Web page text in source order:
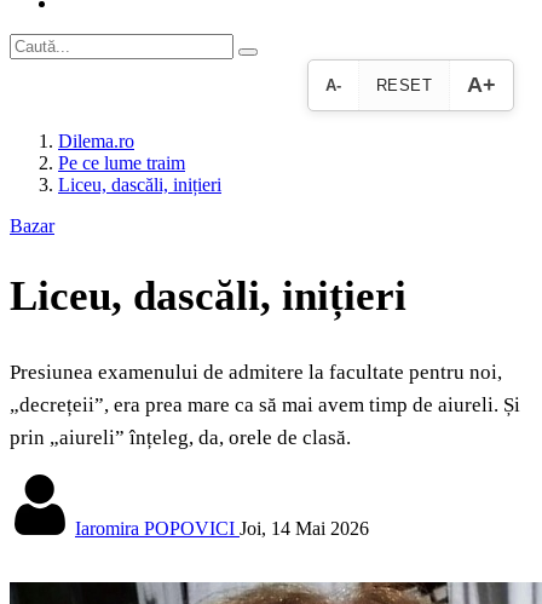
A- RESET A+
Dilema.ro
Pe ce lume traim
Liceu, dascăli, inițieri
Bazar
Liceu, dascăli, inițieri
Presiunea examenului de admitere la facultate pentru noi,
„decrețeii”, era prea mare ca să mai avem timp de aiureli. Și
prin „aiureli” înțeleg, da, orele de clasă.
Iaromira POPOVICI Joi, 14 Mai 2026